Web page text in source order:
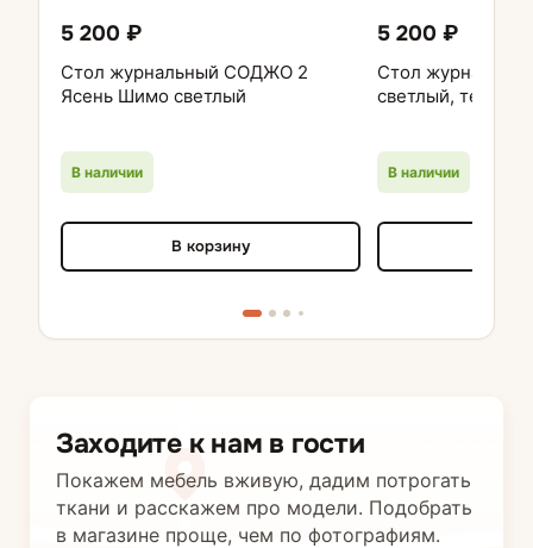
5 200 ₽
Стол журнальный СОДЖО 2
Ясень Шимо светлый
В наличии
В корзину
5 200 ₽
Стол
светлый, темный
В наличии
Заходите к нам в гости
Покажем мебель вживую, дадим потрогать
ткани и расскажем про модели. Подобрать
в магазине проще, чем по фотографиям.